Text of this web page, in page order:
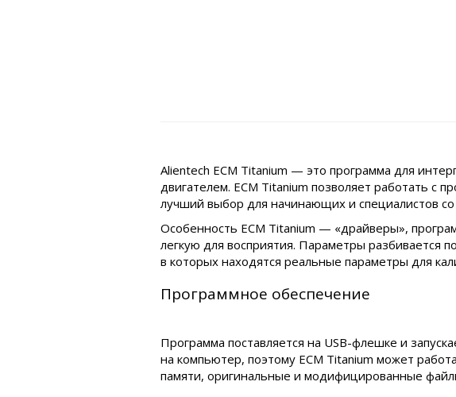
Alientech ECM Titanium — это программа для
двигателем. ECM Titanium позволяет работать с
лучший выбор для начинающих и специалистов
Особенность ECM Titanium — «драйверы»,
легкую для восприятия. Параметры разбивается
в которых находятся реальные параметры для
Программное обеспечение
Программа поставляется на USB-флешке и
на компьютер, поэтому ECM Titanium может
памяти, оригинальные и модифицированные